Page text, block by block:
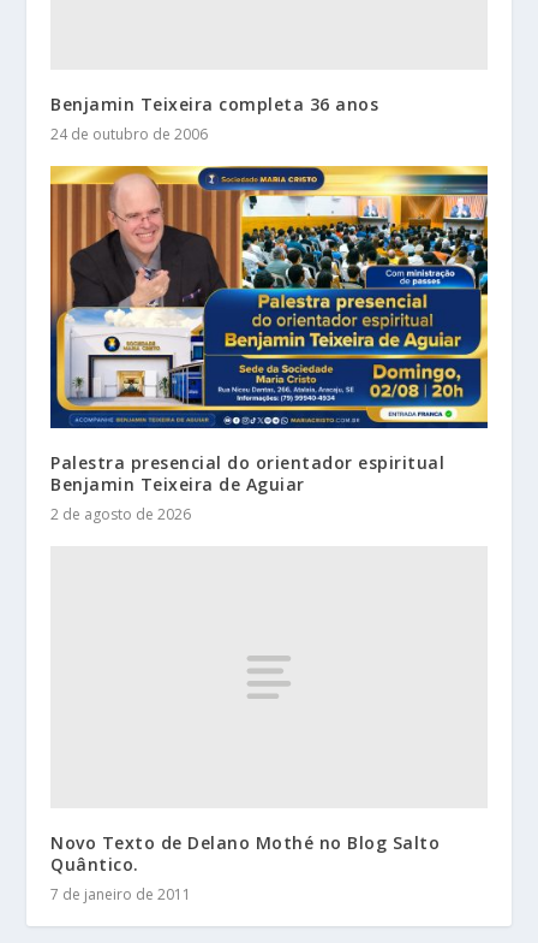
Benjamin Teixeira completa 36 anos
24 de outubro de 2006
Palestra presencial do orientador espiritual
Benjamin Teixeira de Aguiar
2 de agosto de 2026
Novo Texto de Delano Mothé no Blog Salto
Quântico.
7 de janeiro de 2011